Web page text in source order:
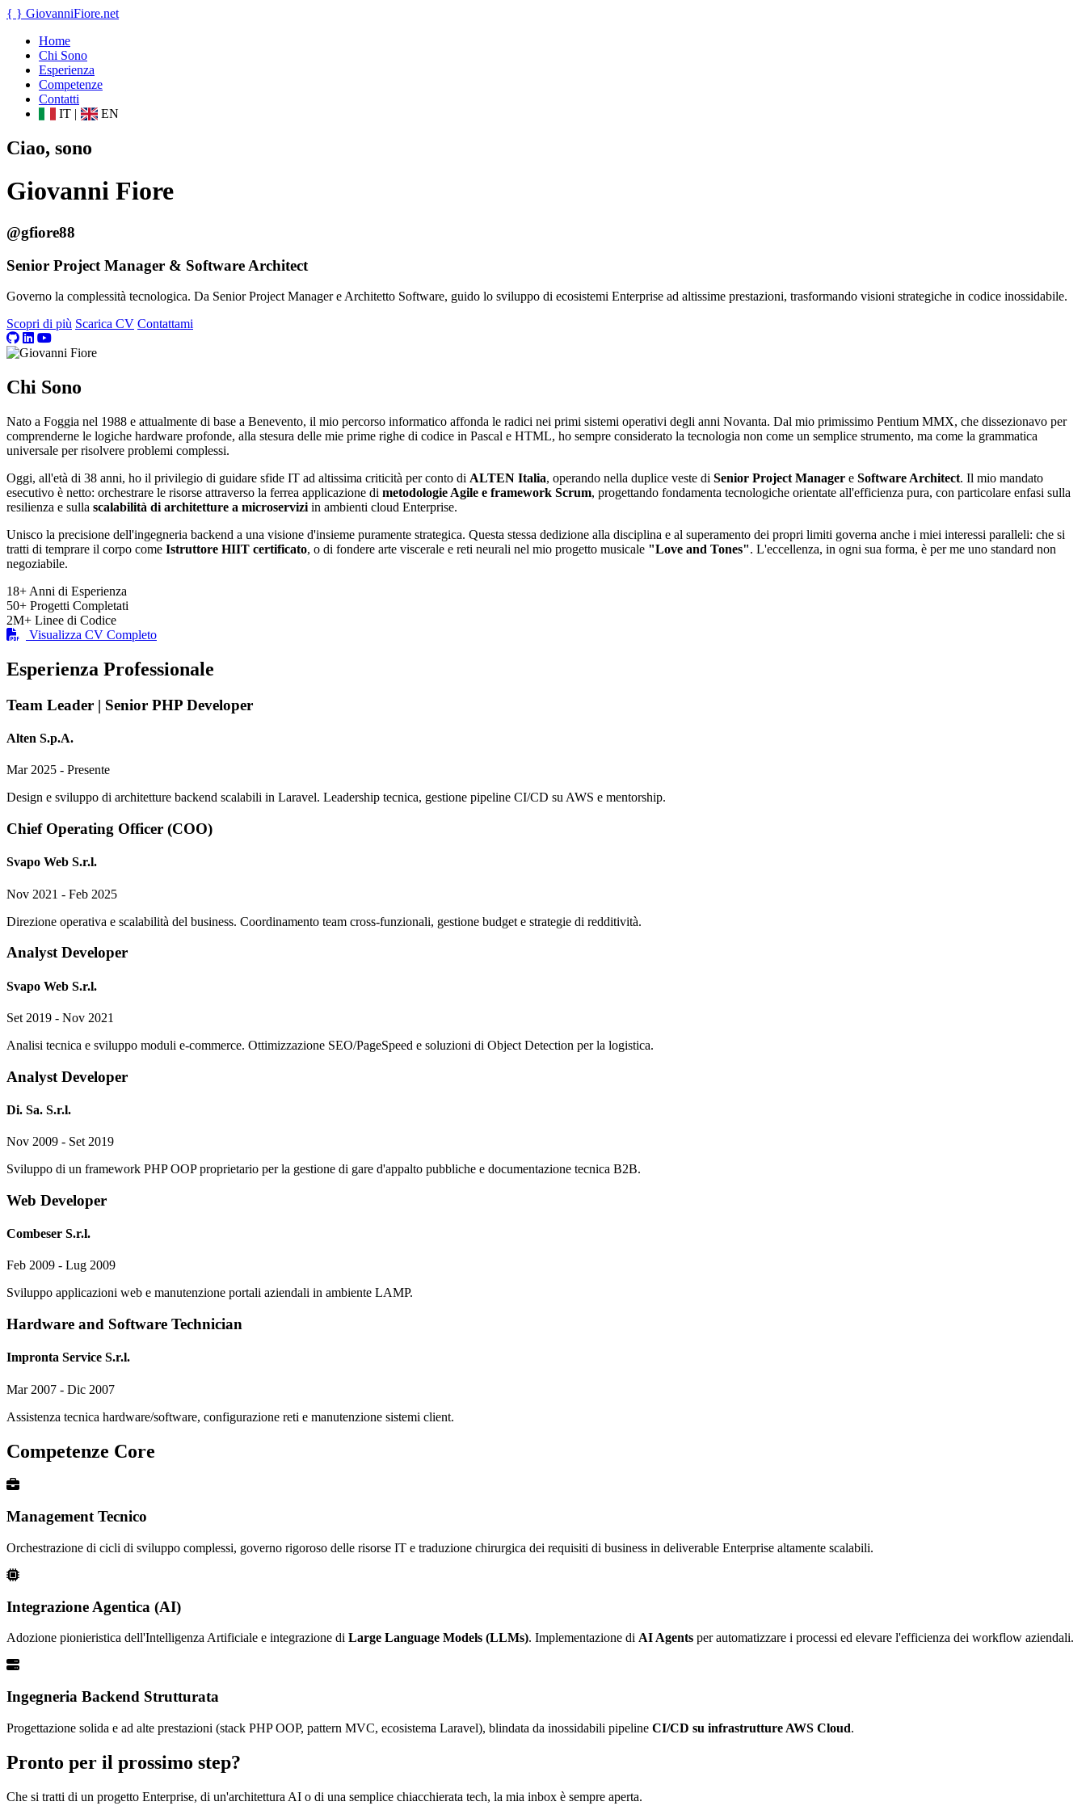
{ } GiovanniFiore.net
Home
Chi Sono
Esperienza
Competenze
Contatti
IT | EN
Ciao, sono
Giovanni Fiore
@gfiore88
Senior Project Manager & Software Architect
Governo la complessità tecnologica. Da Senior Project Manager e Architetto Software, guido lo sviluppo di ecosistemi Enterprise ad altissime prestazioni, trasformando visioni strategiche in codice inossidabile.
Scopri di più Scarica CV Contattami
Chi Sono
Nato a Foggia nel 1988 e attualmente di base a Benevento, il mio percorso informatico affonda le radici nei primi sistemi operativi degli anni Novanta. Dal mio primissimo Pentium MMX, che dissezionavo per
comprenderne le logiche hardware profonde, alla stesura delle mie prime righe di codice in Pascal e HTML, ho sempre considerato la tecnologia non come un semplice strumento, ma come la grammatica
universale per risolvere problemi complessi.
Oggi, all'età di 38 anni, ho il privilegio di guidare sfide IT ad altissima criticità per conto di ALTEN Italia, operando nella duplice veste di Senior Project Manager e Software Architect. Il mio mandato
esecutivo è netto: orchestrare le risorse attraverso la ferrea applicazione di metodologie Agile e framework Scrum, progettando fondamenta tecnologiche orientate all'efficienza pura, con particolare enfasi sulla
resilienza e sulla scalabilità di architetture a microservizi in ambienti cloud Enterprise.
Unisco la precisione dell'ingegneria backend a una visione d'insieme puramente strategica. Questa stessa dedizione alla disciplina e al superamento dei propri limiti governa anche i miei interessi paralleli: che si
tratti di temprare il corpo come Istruttore HIIT certificato, o di fondere arte viscerale e reti neurali nel mio progetto musicale "Love and Tones". L'eccellenza, in ogni sua forma, è per me uno standard non
negoziabile.
18+ Anni di Esperienza
50+ Progetti Completati
2M+ Linee di Codice
Visualizza CV Completo
Esperienza Professionale
Team Leader | Senior PHP Developer
Alten S.p.A.
Mar 2025 - Presente
Design e sviluppo di architetture backend scalabili in Laravel. Leadership tecnica, gestione pipeline CI/CD su AWS e mentorship.
Chief Operating Officer (COO)
Svapo Web S.r.l.
Nov 2021 - Feb 2025
Direzione operativa e scalabilità del business. Coordinamento team cross-funzionali, gestione budget e strategie di redditività.
Analyst Developer
Svapo Web S.r.l.
Set 2019 - Nov 2021
Analisi tecnica e sviluppo moduli e-commerce. Ottimizzazione SEO/PageSpeed e soluzioni di Object Detection per la logistica.
Analyst Developer
Di. Sa. S.r.l.
Nov 2009 - Set 2019
Sviluppo di un framework PHP OOP proprietario per la gestione di gare d'appalto pubbliche e documentazione tecnica B2B.
Web Developer
Combeser S.r.l.
Feb 2009 - Lug 2009
Sviluppo applicazioni web e manutenzione portali aziendali in ambiente LAMP.
Hardware and Software Technician
Impronta Service S.r.l.
Mar 2007 - Dic 2007
Assistenza tecnica hardware/software, configurazione reti e manutenzione sistemi client.
Competenze Core
Management Tecnico
Orchestrazione di cicli di sviluppo complessi, governo rigoroso delle risorse IT e traduzione chirurgica dei requisiti di business in deliverable Enterprise altamente scalabili.
Integrazione Agentica (AI)
Adozione pionieristica dell'Intelligenza Artificiale e integrazione di Large Language Models (LLMs). Implementazione di AI Agents per automatizzare i processi ed elevare l'efficienza dei workflow aziendali.
Ingegneria Backend Strutturata
Progettazione solida e ad alte prestazioni (stack PHP OOP, pattern MVC, ecosistema Laravel), blindata da inossidabili pipeline CI/CD su infrastrutture AWS Cloud.
Pronto per il prossimo step?
Che si tratti di un progetto Enterprise, di un'architettura AI o di una semplice chiacchierata tech, la mia inbox è sempre aperta.